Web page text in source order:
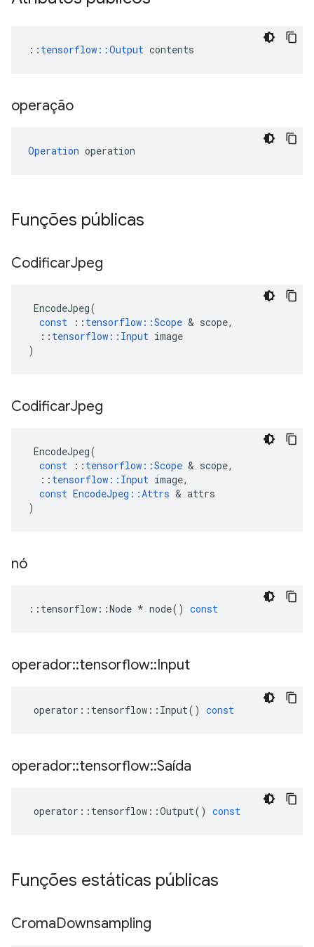
:: tensorflow::Output contents
operação
Operation operation
Funções públicas
CodificarJpeg
EncodeJpeg(
const
:: tensorflow ::Scope & scope,
:: tensorflow :: Input image
)
CodificarJpeg
EncodeJpeg(
const
:: tensorflow ::Scope & scope,
:: tensorflow :: Input image,
const EncodeJpeg ::Attrs & attrs
)
nó
:: tensorflow ::Node * node() const
operador::tensorflow::Input
operator :: tensorflow :: Input() const
operador::tensorflow::Saída
operator :: tensorflow ::Output() const
Funções estáticas públicas
CromaDownsampling